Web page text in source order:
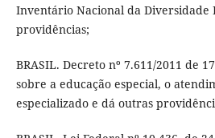
Inventário Nacional da Diversidade
providências;
BRASIL. Decreto nº 7.611/2011 de
sobre a educação especial, o
especializado e dá outras